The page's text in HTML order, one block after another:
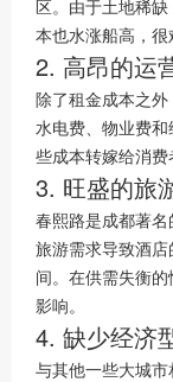
区。由于土地稀
本也水涨船高，很
2. 高昂的运
除了租金成本之外
水电费、物业费
些成本转嫁给消费
3. 旺盛的旅
春熙路是成都著
旅游需求导致酒
间。在供需失衡
影响。
4. 缺少经济
与其他一些大城